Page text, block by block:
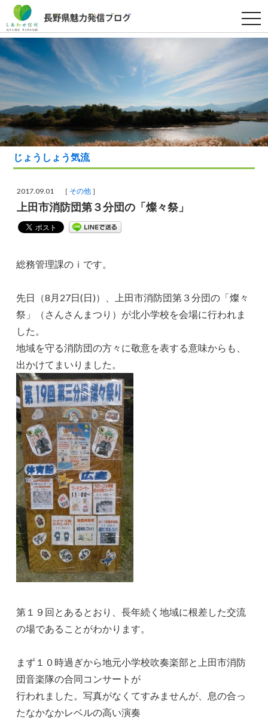
t
o
g
l
e
n
a
g
a
t
o
じょうしょう気流
2017.09.01 ［ その他 ］
上田市消防団第３分団の「燦々祭」
総務管理課のｉです。
先日（8月27日(日)）、上田市消防団第３分団の「燦々
祭」（さんさんまつり）が北小学校を会場に行われま
した。
地域を守る消防団の方々に敬意を表する意味からも、
出かけてまいりました。
第１９回とあるとおり、長年続く地域に根差した交流
の場であることがわかります。
まず１０時過ぎから地元小学校吹奏楽部と上田市消防
団音楽隊の合同コンサートが
行われました。写真がなくてすみませんが、息の合っ
たなかなかレベルの高い演奏